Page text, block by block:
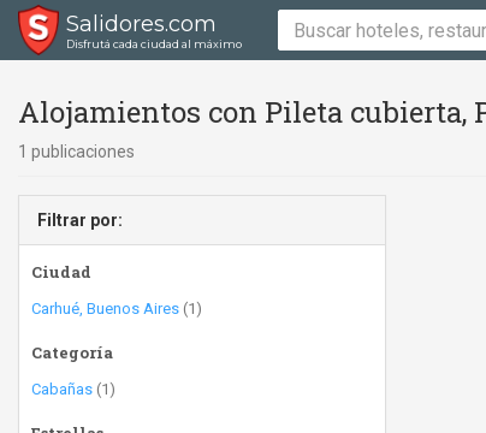
Salidores.com
Disfrutá cada ciudad al máximo
Alojamientos con Pileta cubierta,
1 publicaciones
Filtrar por:
Ciudad
Carhué, Buenos Aires (1)
Categoría
Cabañas (1)